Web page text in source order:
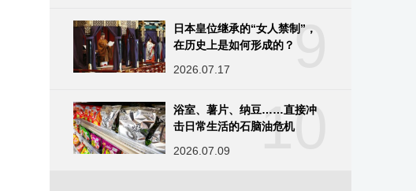
9
日本皇位继承的“女人禁制”，
在历史上是如何形成的？
2026.07.17
10
浴室、薯片、纳豆……直接冲
击日常生活的石脑油危机
2026.07.09